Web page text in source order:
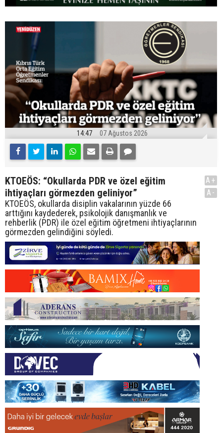
14:47 07 Ağustos 2026
KTOEÖS: “Okullarda PDR ve özel eğitim
ihtiyaçları görmezden geliniyor”
KTOEÖS, okullarda disiplin vakalarının yüzde 66
arttığını kaydederek, psikolojik danışmanlık ve
rehberlik (PDR) ile özel eğitim öğretmeni ihtiyaçlarının
görmezden gelindiğini söyledi.
A+
A-